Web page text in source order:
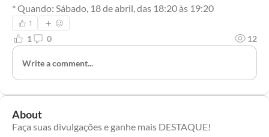
* Quando: Sábado, 18 de abril, das 18:20 às 19:20
1
1 0 12
Write a comment...
About
Faça suas divulgações e ganhe mais DESTAQUE!